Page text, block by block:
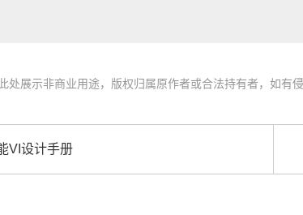
处展示非商业用途，版权归属原作者或合法持有者，如有
VI设计手册